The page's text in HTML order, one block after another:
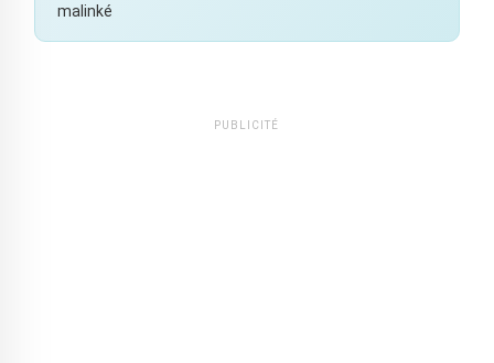
malinké
PUBLICITÉ